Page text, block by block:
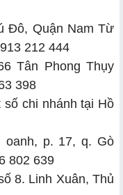
Đô, Quận Nam Từ
212 444
Tân Phong Thụy
398
số chi nhánh tại Hồ
oanh, p. 17, q. Gò
802 639
8. Linh Xuân, Thủ